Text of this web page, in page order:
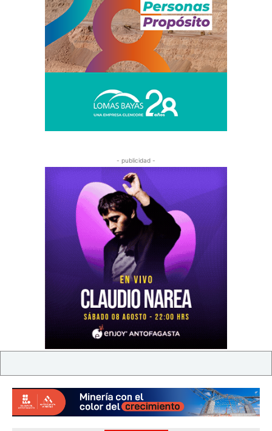
- publicidad -